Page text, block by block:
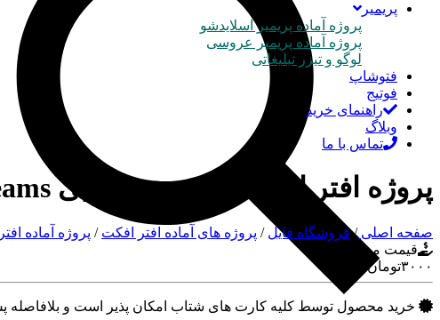
پریمیر
پروژه آماده پریمیر اسلایدشو
پروژه آماده پریمیر عروسی
لوگو و تیزر تبلیغاتی
فتوشاپ
فوتیج
راهنمای خرید
وبلاگ
تماس با ما
پروژه افتر افکت عروسی رویایی Wedding Dreams
صفحه اصلی /فروشگاه فایل / پروژه های آماده افتر افکت / پروژه آماده
قیمت محصول :
۳۰۰۰تومان
خرید محصول توسط کلیه کارت های شتاب امکان پذیر است و بلافاصله